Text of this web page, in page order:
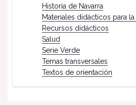
Historia de Navarra
Materiales didácticos para la
Recursos didácticos
Salud
Serie Verde
Temas transversales
Textos de orientación